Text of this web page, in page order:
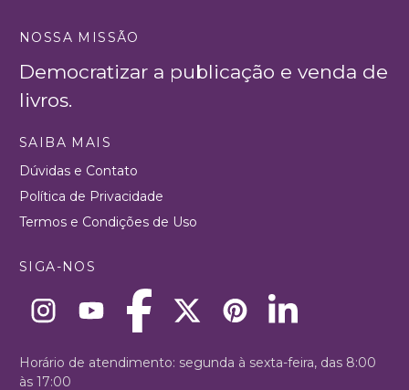
NOSSA MISSÃO
Democratizar a publicação e venda de
livros.
SAIBA MAIS
Dúvidas e Contato
Política de Privacidade
Termos e Condições de Uso
SIGA-NOS
Horário de atendimento: segunda à sexta-feira, das 8:00
às 17:00